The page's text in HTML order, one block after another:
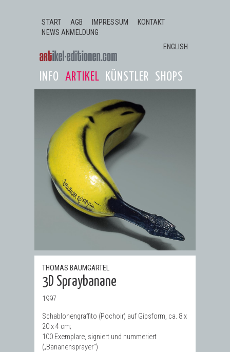
START
AGB IMPRESSUM
KONTAKT
NEWS ANMELDUNG
ENGLISH
INFO ARTIKEL KÜNSTLER SHOPS
THOMAS BAUMGÄRTEL
3D Spraybanane
1997
Schablonengraffito (Pochoir) auf Gipsform, ca. 8 x
20 x 4 cm;
100 Exemplare, signiert und nummeriert
(„Bananensprayer")